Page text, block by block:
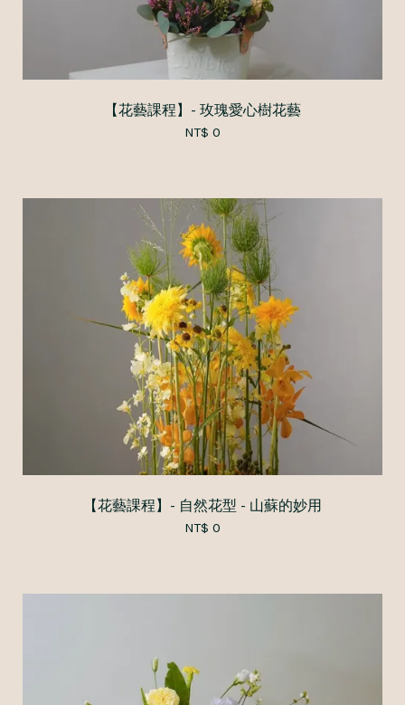
【花藝課程】- 玫瑰愛心樹花藝
NT$ 0
【花藝課程】- 自然花型 - 山蘇的妙用
NT$ 0